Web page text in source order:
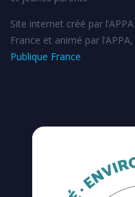
Site internet créé par
France et animé par
Publique France